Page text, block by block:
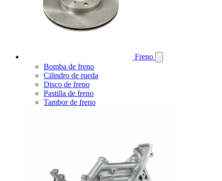
Freno
Bomba de freno
Cilindro de rueda
Disco de freno
Pastilla de freno
Tambor de freno